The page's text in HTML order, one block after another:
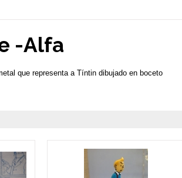
-Alfa
que representa a Tíntin dibujado en boceto